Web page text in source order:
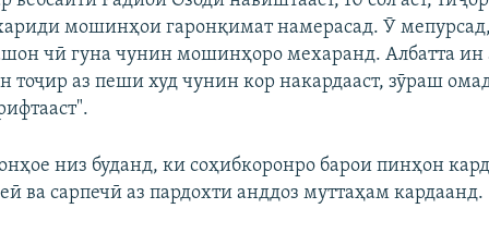
мошинҳои гаронқимат намерасад. Ӯ
чӣ гуна чунин мошинҳоро мехаранд. Албатта ин
тоҷир аз пеши худ чунин кор накардааст, зӯраш
низ буданд, ки соҳибкоронро барои пинҳон
ва сарпечӣ аз пардохти анддоз муттаҳам кардаанд.